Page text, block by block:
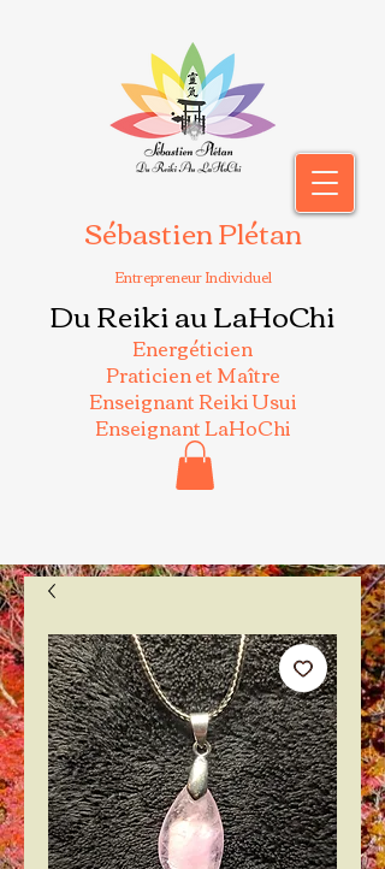
Sébastien Plétan
Entrepreneur Individuel
Du Reiki au LaHoChi
Energéticien
Praticien et Maître
Enseignant Reiki Usui
Enseignant LaHoChi